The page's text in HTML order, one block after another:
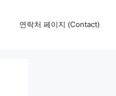
연락처 페이지 (Contact)